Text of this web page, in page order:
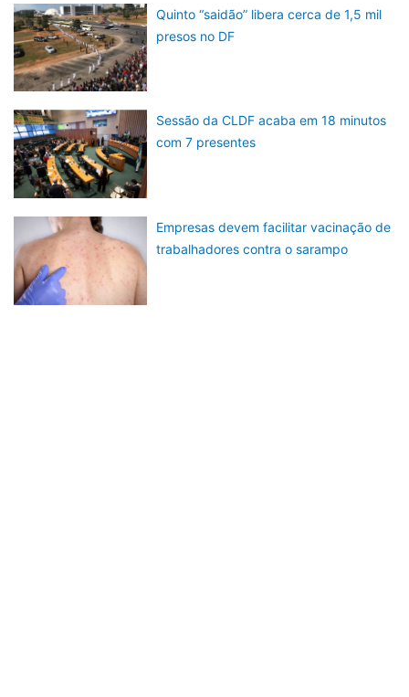
Quinto “saidão” libera cerca de 1,5 mil
presos no DF
Sessão da CLDF acaba em 18 minutos
com 7 presentes
Empresas devem facilitar vacinação de
trabalhadores contra o sarampo